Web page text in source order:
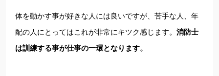
体を動かす事が好きな人には良いですが、苦手な人、年
配の人にとってはこれが非常にキツク感じます。 消防士
は訓練する事が仕事の一環となります。